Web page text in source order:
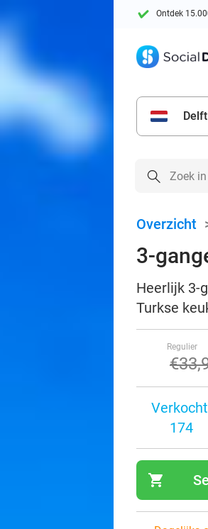
Ontdek
Delft
Overzicht
3-
Heerlijk 3-
Turkse
Regulier
€33
174
shopping_cart